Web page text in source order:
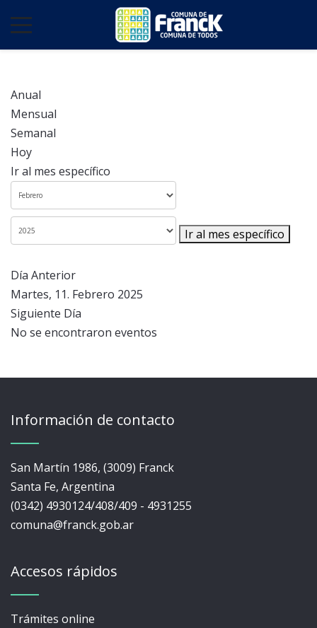
Anual
Mensual
Semanal
Hoy
Ir al mes específico
Ir al mes específico
Día Anterior
Martes, 11. Febrero 2025
Siguiente Día
No se encontraron eventos
Información de contacto
San Martín 1986, (3009) Franck
Santa Fe, Argentina
(0342) 4930124/408/409 - 4931255
comuna@franck.gob.ar
Accesos rápidos
Trámites online